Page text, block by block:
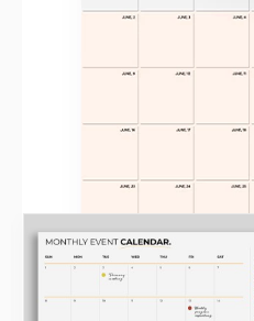
o scaricare per Microsoft
Modelli correlati